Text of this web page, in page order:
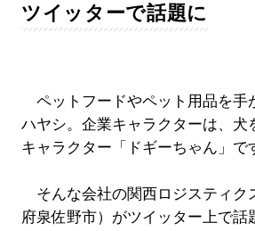
ツイッターで話題に
ペットフードやペット用品を手
ハヤシ。企業キャラクターは、犬
キャラクター「ドギーちゃん」で
そんな会社の関西ロジスティク
府泉佐野市）がツイッター上で話